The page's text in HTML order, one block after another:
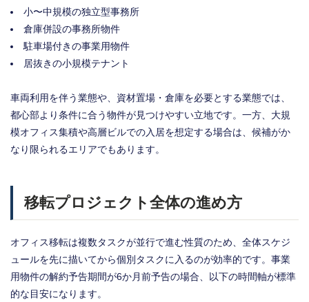
小〜中規模の独立型事務所
倉庫併設の事務所物件
駐車場付きの事業用物件
居抜きの小規模テナント
車両利用を伴う業態や、資材置場・倉庫を必要とする業態では、
都心部より条件に合う物件が見つけやすい立地です。一方、大規
模オフィス集積や高層ビルでの入居を想定する場合は、候補がか
なり限られるエリアでもあります。
移転プロジェクト全体の進め方
オフィス移転は複数タスクが並行で進む性質のため、全体スケジ
ュールを先に描いてから個別タスクに入るのが効率的です。事業
用物件の解約予告期間が6か月前予告の場合、以下の時間軸が標準
的な目安になります。